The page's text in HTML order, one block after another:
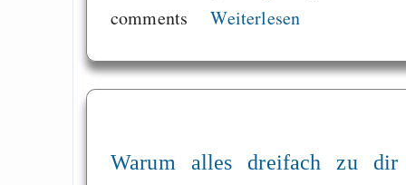
comments
Weiterlesen
Warum alles dreifach zu dir